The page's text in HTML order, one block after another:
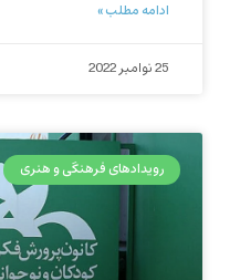
ادامه مطلب »
25 نوامبر 2022
رویدادهای فرهنگی و هنری